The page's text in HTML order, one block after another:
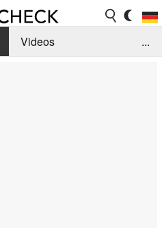
Videos
...